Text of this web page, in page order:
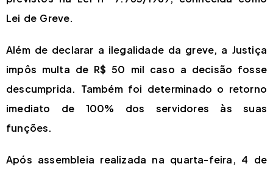
Lei de Greve.
Além de declarar a ilegalidade da greve, a Justiça
impôs multa de R$ 50 mil caso a decisão fosse
descumprida. Também foi determinado o retorno
imediato de 100% dos servidores às suas
funções.
Após assembleia realizada na quarta-feira, 4 de